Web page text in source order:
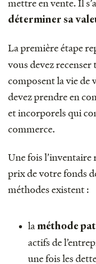
mettre en vente. Il
déterminer sa
La première étape
vous devez
composent la vie de
devez prendre en
et incorporels qui
commerce.
Une fois l’inventaire
prix de votre fonds
méthodes existent :
la méthode
actifs de
une fois les